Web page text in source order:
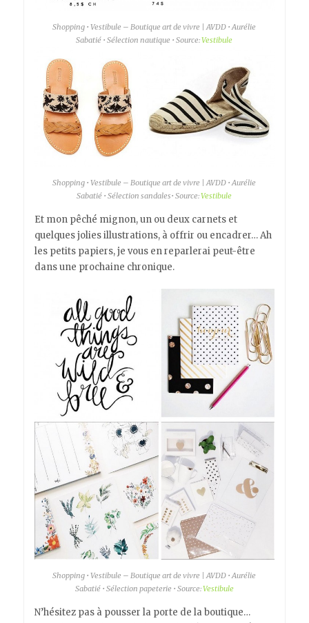
Shopping • Vestibule – Boutique art de vivre | AVDD • Aurélie
Sabatié • Sélection nautique • Source:Vestibule
Shopping • Vestibule – Boutique art de vivre | AVDD • Aurélie
Sabatié • Sélection sandales• Source:Vestibule
Et mon pêché mignon, un ou deux carnets et
quelques jolies illustrations, à offrir ou encadrer… Ah
les petits papiers, je vous en reparlerai peut-être
dans une prochaine chronique.
Shopping • Vestibule – Boutique art de vivre | AVDD • Aurélie
Sabatié • Sélection papeterie • Source:Vestibule
N’hésitez pas à pousser la porte de la boutique…